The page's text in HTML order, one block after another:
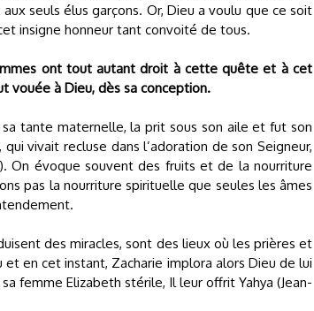
seuls élus garçons. Or, Dieu a voulu que ce soit
insigne honneur tant convoité de tous.
ont tout autant droit à cette quête et à cet
vouée à Dieu, dès sa conception.
tante maternelle, la prit sous son aile et fut son
vivait recluse dans l’adoration de son Seigneur,
). On évoque souvent des fruits et de la nourriture
pas la nourriture spirituelle que seules les âmes
des miracles, sont des lieux où les prières et
en cet instant, Zacharie implora alors Dieu de lui
femme Elizabeth stérile, Il leur offrit Yahya (Jean-